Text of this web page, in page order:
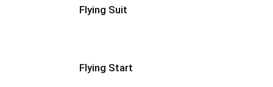
Flying Suit
Flying Start